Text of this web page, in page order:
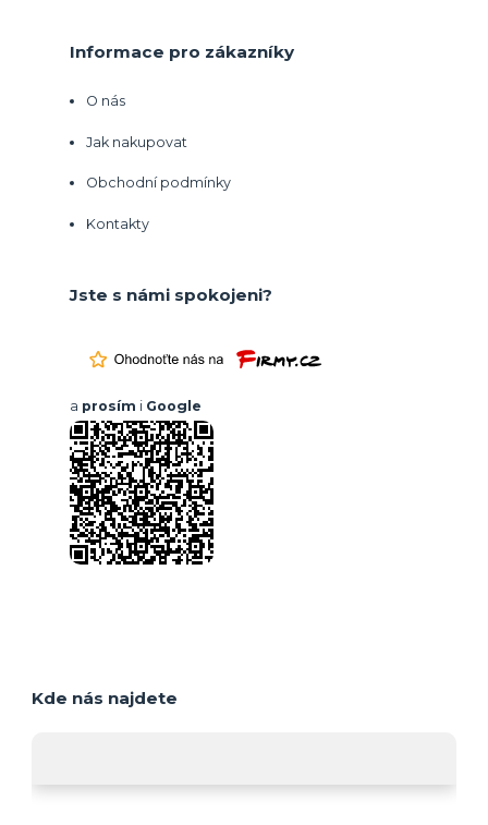
Informace pro zákazníky
O nás
Jak nakupovat
Obchodní podmínky
Kontakty
Jste s námi spokojeni?
a prosím i Google
Kde nás najdete